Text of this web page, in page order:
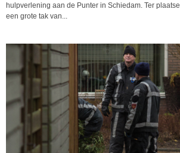
hulpverlening aan de Punter in Schiedam. Ter
een grote tak van...